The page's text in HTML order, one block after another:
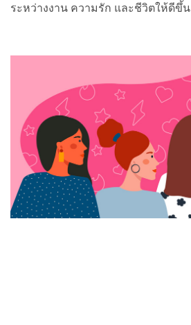
ระหว่างงาน ความรัก และชีวิตให้ดีขึ้น